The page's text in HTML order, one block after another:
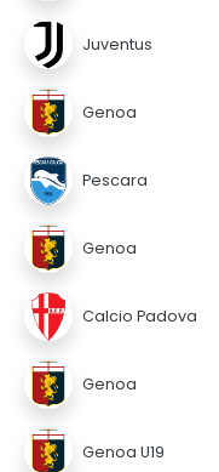
Juventus
Genoa
Pescara
Genoa
Calcio Padova
Genoa
Genoa U19